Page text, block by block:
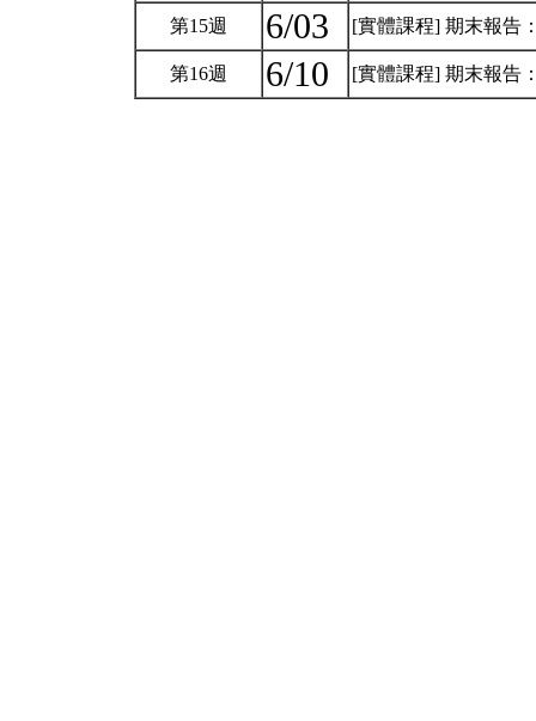
第15週 6/03 [實體課程] 期末報告
第16週 6/10 [實體課程] 期末報告